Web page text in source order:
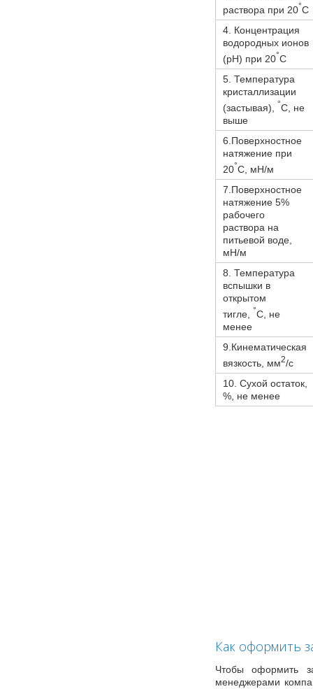
раствора при 20°C
4. Концентрация
водородных ионов
(рН) при 20°C
5. Температура
кристаллизации
(застывая),
°С, не
выше
6.Поверхностное
натяжение при
20°С, мН/м
7.Поверхностное
натяжение 5%
рабочего
раствора на
питьевой воде,
мН/м
8. Температура
вспышки в
открытом
тигле,
°С, не
менее
9.Кинематическая
вязкость, мм2/с
10. Сухой остаток,
%, не менее
Как оформить
Чтобы оформить
менеджерами